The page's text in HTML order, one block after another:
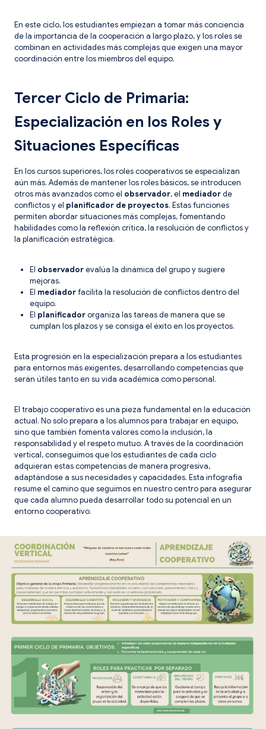
En este ciclo, los estudiantes empiezan a tomar más conciencia
de la importancia de la cooperación a largo plazo, y los roles se
combinan en actividades más complejas que exigen una mayor
coordinación entre los miembros del equipo.
Tercer Ciclo de Primaria:
Especialización en los Roles y
Situaciones Específicas
En los cursos superiores, los roles cooperativos se especializan
aún más. Además de mantener los roles básicos, se introducen
otros más avanzados como el observador, el mediadorde
conflictos y el planificador de proyectos. Estas funciones
permiten abordar situaciones más complejas, fomentando
habilidades como la reflexión crítica, la resolución de conflictos y
la planificación estratégica.
El observadorevalúa la dinámica del grupo y sugiere
mejoras.
El mediadorfacilita la resolución de conflictos dentro del
equipo.
El planificadororganiza las tareas de manera que se
cumplan los plazos y se consiga el éxito en los proyectos.
Esta progresión en la especialización prepara a los estudiantes
para entornos más exigentes, desarrollando competencias que
serán útiles tanto en su vida académica como personal.
El trabajo cooperativo es una pieza fundamental en la educación
actual. No solo prepara a los alumnos para trabajar en equipo,
sino que también fomenta valores como la inclusión, la
responsabilidad y el respeto mutuo. A través de la coordinación
vertical, conseguimos que los estudiantes de cada ciclo
adquieran estas competencias de manera progresiva,
adaptándose a sus necesidades y capacidades. Esta infografía
resume el camino que seguimos en nuestro centro para asegurar
que cada alumno pueda desarrollar todo su potencial en un
entorno cooperativo.